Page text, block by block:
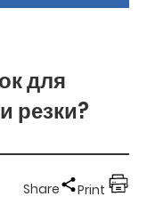
для
резки?
Share Print